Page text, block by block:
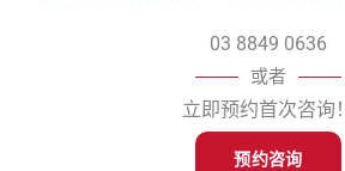
03 8849 0636
或者
立即预约首次咨询！
预约咨询